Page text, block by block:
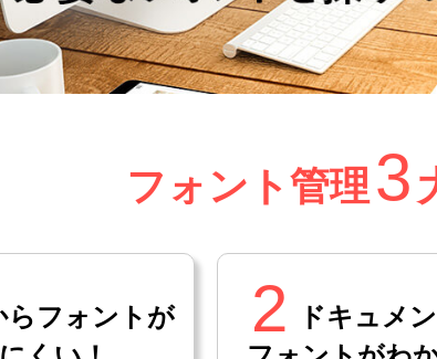
フォント管理 3
らフォントが
2
ドキュメ